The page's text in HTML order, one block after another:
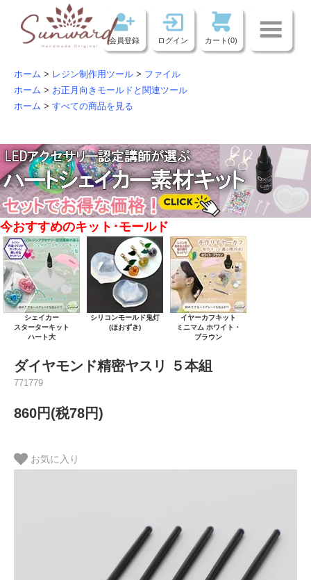
会員登録 ログイン カート(0)
ホーム > レジン制作用ツール > ファイル
ホーム > お正月向きモールドと関連ツール
ホーム > すべての商品を見る
今おすすめのキット･モールド
シェイカー
スターターキット
ハート大
シリコンモールド鬼灯
(ほおずき)
イヤーカフキット
ミニマム ホワイト・
ブラウン
ダイヤモンド精密ヤスリ ５本組
771779
860円(税78円)
お気に入り